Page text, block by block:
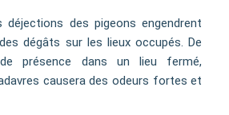
déjections des pigeons engendrent
dégâts sur les lieux occupés. De
présence dans un lieu fermé,
causera des odeurs fortes et